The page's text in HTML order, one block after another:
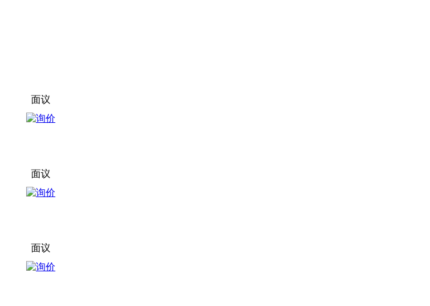
面议
面议
面议